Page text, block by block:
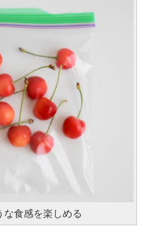
食感を楽しめる